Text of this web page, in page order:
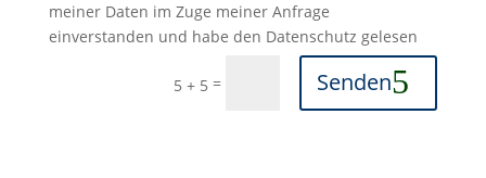
meiner Daten im Zuge meiner Anfrage
einverstanden und habe den Datenschutz gelesen
5 + 5 = Senden